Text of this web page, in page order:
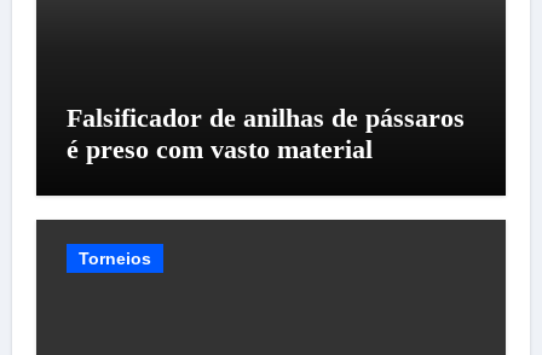
Falsificador de anilhas de pássaros
é preso com vasto material
Torneios